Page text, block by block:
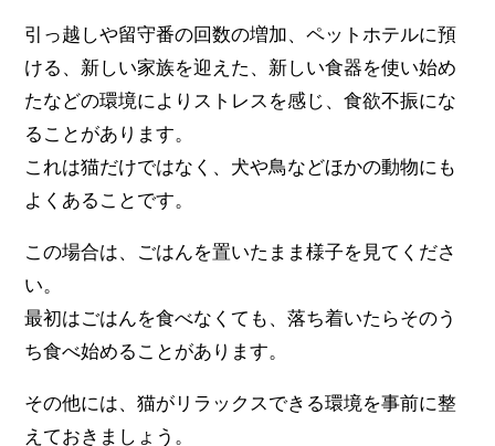
引っ越しや留守番の回数の増加、ペットホテルに預
ける、新しい家族を迎えた、新しい食器を使い始め
たなどの環境によりストレスを感じ、食欲不振にな
ることがあります。
これは猫だけではなく、犬や鳥などほかの動物にも
よくあることです。
この場合は、ごはんを置いたまま様子を見てくださ
い。
最初はごはんを食べなくても、落ち着いたらそのう
ち食べ始めることがあります。
その他には、猫がリラックスできる環境を事前に整
えておきましょう。